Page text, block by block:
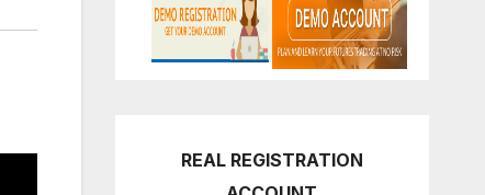
REAL REGISTRATION